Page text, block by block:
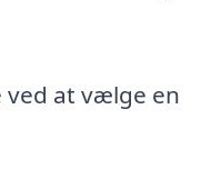
ved at vælge en